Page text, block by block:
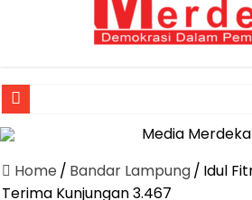
Jasa Raharja Serahkan Santunan
Dirut Jasa Raharja Dampingi
Pastikan Pelayanan Maksimal, Direksi
Home / Bandar Lampung/ Idul
Terima Kunjungan 3.467